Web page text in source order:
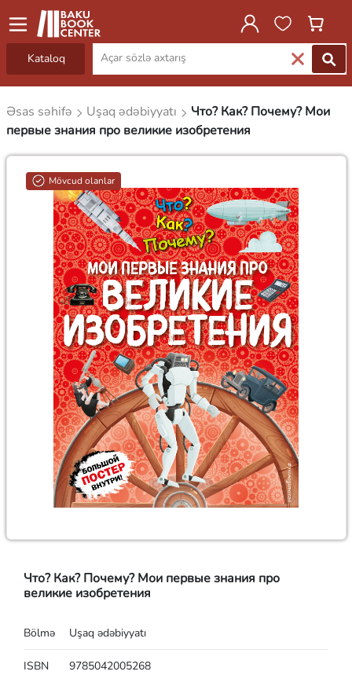
Kataloq
Əsas səhifə Uşaq ədəbiyyatı
Что? Как? Почему? Мои
первые знания про великие изобретения
Mövcud olanlar
Что? Как? Почему? Мои первые знания про
великие изобретения
Bölmə Uşaq ədəbiyyatı
ISBN 9785042005268